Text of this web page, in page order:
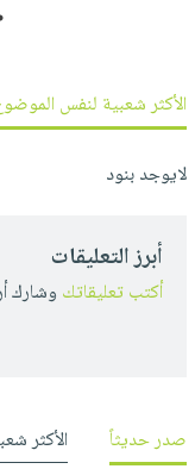
الأكثر شعبية لنفس
لايوجد بنود
أبرز التعليقات
أكتب تعليقاتك وشارك
صدر حديثاً الأكثر